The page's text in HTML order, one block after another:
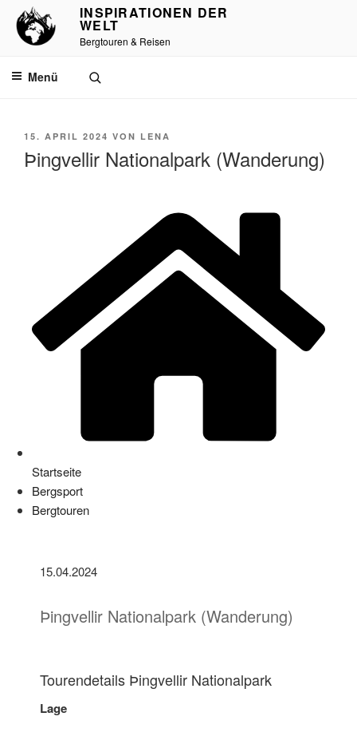
INSPIRATIONEN DER
WELT
Bergtouren & Reisen
Menü
15. APRIL 2024 VON LENA
Þingvellir Nationalpark (Wanderung)
Startseite
Bergsport
Bergtouren
15.04.2024
Þingvellir Nationalpark (Wanderung)
Tourendetails Þingvellir Nationalpark
Lage